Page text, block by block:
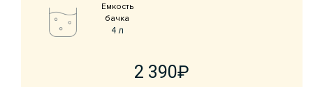
Емкость
бачка
4 л
2 390